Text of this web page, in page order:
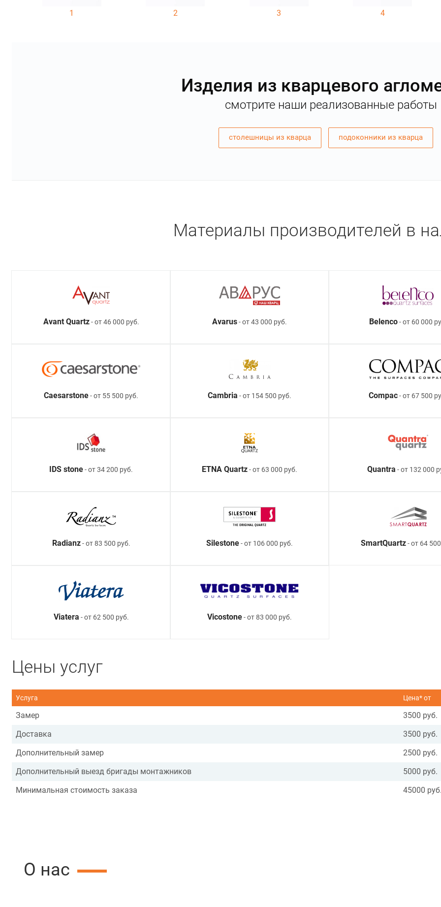
1 2 3 4
Изделия из кварцевого
смотрите наши реализованные работы
столешницы из кварца подоконники из кварца
Материалы производителей в
Avant Quartz- от 46 000 руб. Avarus- от 43 000 руб. Belenco- от 60 000
Caesarstone- от 55 500 руб. Cambria - от 154 500 руб. Compac- от 67 500
IDS stone- от 34 200 руб. ETNA Quartz- от 63 000 руб. Quantra - от 132 000
Radianz- от 83 500 руб. Silestone- от 106 000 руб. SmartQuartz- от 64
Viatera - от 62 500 руб. Vicostone- от 83 000 руб.
Цены услуг
Услуга Цена* от
Замер 3500 руб.
Доставка
3500 руб.
Дополнительный замер
2500 руб.
Дополнительный выезд бригады монтажников
5000 руб.
Минимальная стоимость заказа
45000 руб.
О нас